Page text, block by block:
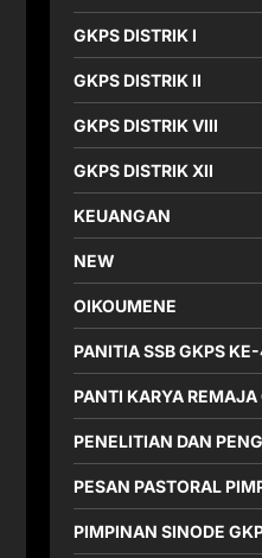
GKPS DISTRIK I
GKPS DISTRIK II
GKPS DISTRIK VIII
GKPS DISTRIK XII
KEUANGAN
NEW
OIKOUMENE
PANITIA SSB GKPS
PANTI KARYA REMAJA
PENELITIAN DAN
PESAN PASTORAL
PIMPINAN SINODE